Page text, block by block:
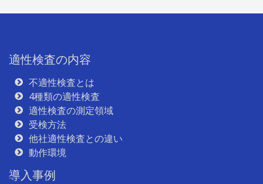
適性検査の内容
不適性検査とは
4種類の適性検査
適性検査の測定領域
受検方法
他社適性検査との違い
動作環境
導入事例